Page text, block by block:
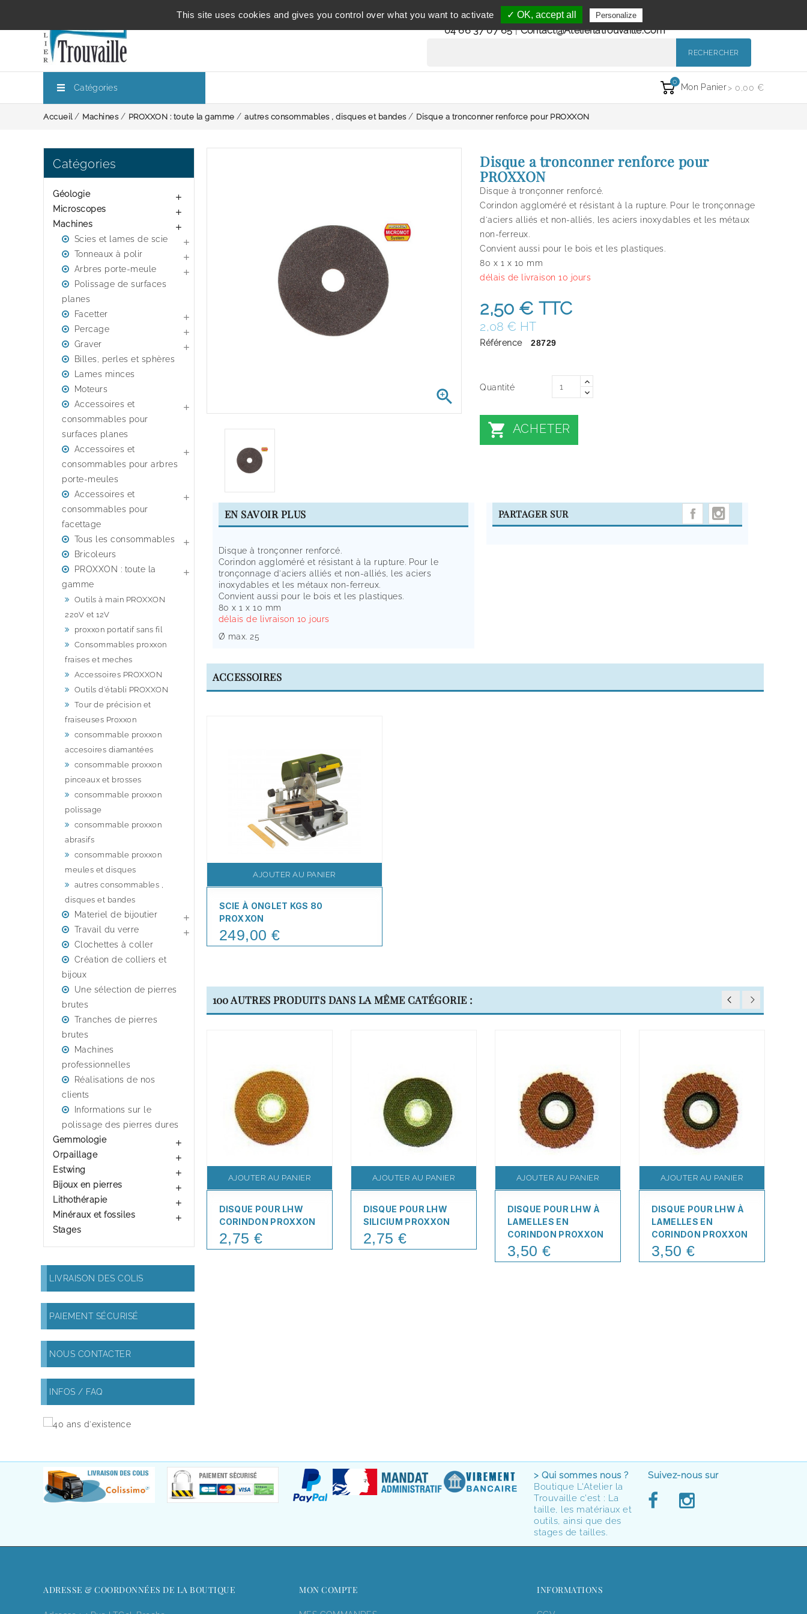
Service clientèle
du lundi au vendredi de 9h à 12h et de 14h à 18h
04 66 37 07 65|Contact@atelierlatrouvaille.com
RECHERCHER
Catégories
0
Mon Panier> 0,00 €
Accueil Machines PROXXON : toute la gamme autres consommables , disques et bandes Disque a tronconner renforce pour PROXXON
Catégories
Géologie 
Microscopes 
Machines 
Scies et lames de scie 
Tonneaux à polir 
Arbres porte-meule 
Polissage de surfaces
planes
Facetter

Percage 
Graver 
Billes, perles et sphères
Lames minces
Moteurs
Accessoires et
consommables pour
surfaces planes

Accessoires et
consommables pour arbres
porte-meules

Accessoires et
consommables pour
facettage

Tous les consommables 
Bricoleurs
PROXXON : toute la
gamme

Outils à main PROXXON
220V et 12V
proxxon portatif sans fil
Consommables proxxon
fraises et meches
Accessoires PROXXON
Outils d'établi PROXXON
Tour de précision et
fraiseuses Proxxon
consommable proxxon
accesoires diamantées
consommable proxxon
pinceaux et brosses
consommable proxxon
polissage
consommable proxxon
abrasifs
consommable proxxon
meules et disques
autres consommables ,
disques et bandes
Materiel de bijoutier 
Travail du verre 
Clochettes à coller
Création de colliers et
bijoux
Une sélection de pierres
brutes
Tranches de pierres
brutes
Machines
professionnelles
Réalisations de nos
clients
Informations sur le
polissage des pierres dures
Gemmologie

Orpaillage 
Estwing 
Bijoux en pierres 
Lithothérapie 
Minéraux et fossiles 
Stages
LIVRAISON DES COLIS
PAIEMENT SÉCURISÉ
NOUS CONTACTER
INFOS / FAQ

Disque a tronconner renforce pour
PROXXON
Disque à tronçonner renforcé.
Corindon aggloméré et résistant à la rupture. Pour le tronçonnage
d'aciers alliés et non-alliés, les aciers inoxydables et les métaux
non-ferreux.
Convient aussi pour le bois et les plastiques.
80 x 1 x 10 mm
délais de livraison 10 jours
2,50 € TTC
2,08 € HT
Référence 28729
Quantité
 ACHETER
EN SAVOIR PLUS
Disque à tronçonner renforcé.
Corindon aggloméré et résistant à la rupture. Pour le
tronçonnage d'aciers alliés et non-alliés, les aciers
inoxydables et les métaux non-ferreux.
Convient aussi pour le bois et les plastiques.
80 x 1 x 10 mm
délais de livraison 10 jours
Ø max. 25
PARTAGER SUR
ACCESSOIRES
AJOUTER AU PANIER
SCIE À ONGLET KGS 80
PROXXON
Price
249,00 €
100 AUTRES PRODUITS DANS LA MÊME CATÉGORIE :
AJOUTER AU PANIER
DISQUE POUR LHW
CORINDON PROXXON
Price
2,75 €
AJOUTER AU PANIER
DISQUE POUR LHW
SILICIUM PROXXON
Price
2,75 €
AJOUTER AU PANIER
DISQUE POUR LHW À
LAMELLES EN
CORINDON PROXXON
Price
3,50 €
AJOUTER AU PANIER
DISQUE POUR LHW À
LAMELLES EN
CORINDON PROXXON
Price
3,50 €
> Qui sommes nous ?
Boutique L'Atelier la
Trouvaille c'est : La
taille, les matériaux et
outils, ainsi que des
stages de tailles.
Suivez-nous sur
ADRESSE & COORDONNÉES DE LA BOUTIQUE MON COMPTE INFORMATIONS
This site uses cookies and gives you control over what you want to activate ✓ OK, accept all Personalize